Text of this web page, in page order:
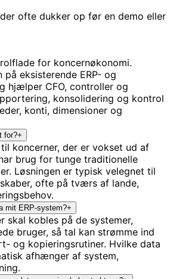
ofte dukker op før en demo eller
for koncernøkonomi.
eksisterende ERP- og
hjælper CFO, controller og
konsolidering og kontrol
konti, dimensioner og
for?+
koncerner, der er vokset ud af
brug for tunge traditionelle
Løsningen er typisk velegnet til
ofte på tværs af lande,
mit ERP-system?+
skal kobles på de systemer,
bruger, så tal kan strømme ind
og kopieringsrutiner. Hvilke data
afhænger af system,